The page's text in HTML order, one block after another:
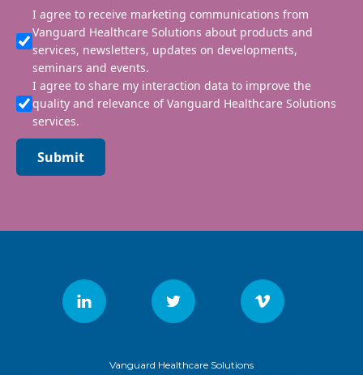
I agree to receive marketing communications from
Vanguard Healthcare Solutions about products and
services, newsletters, updates on developments,
seminars and events.
I agree to share my interaction data to improve the
quality and relevance of Vanguard Healthcare Solutions
services.
Submit
Vanguard Healthcare Solutions